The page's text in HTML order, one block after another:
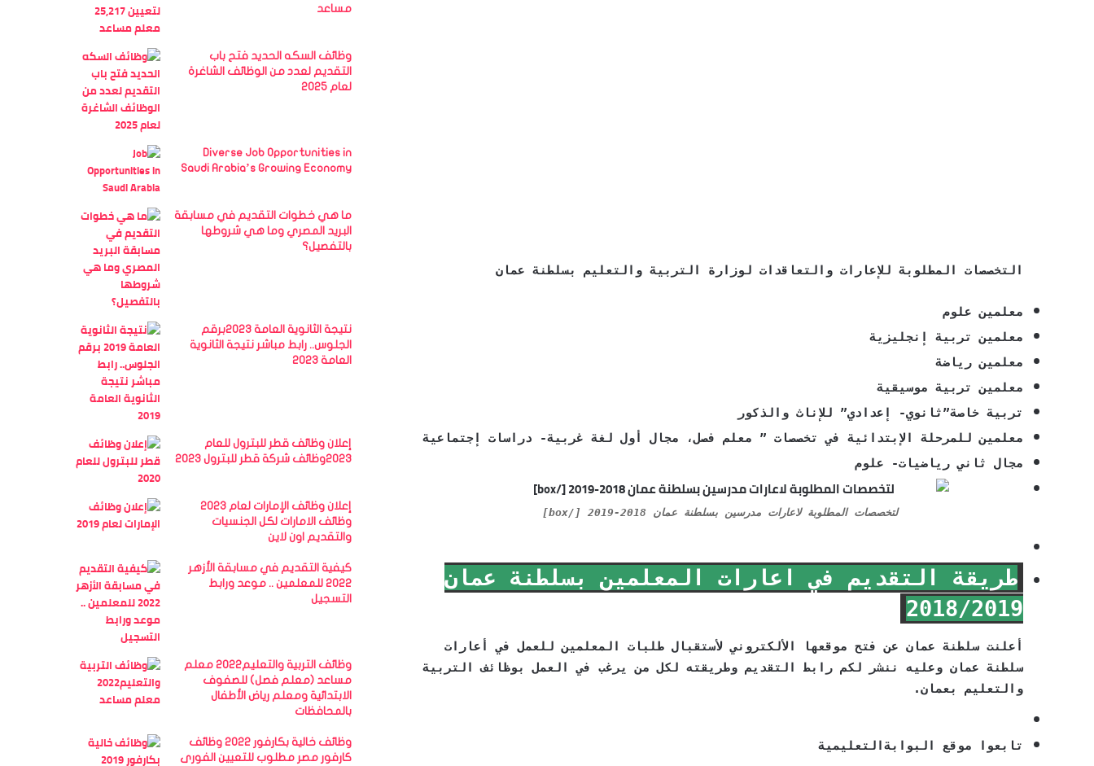
التخصصات المطلوبة للإعارات والتعاقدات لوزارة التربية والتعليم بسلطنة عمان
معلمين علوم
معلمين تربية إنجليزية
معلمين رياضة
معلمين تربية موسيقية
تربية خاصة”ثانوي- إعدادي” للإناث والذكور
معلمين للمرحلة الإبتدائية في تخصصات ” معلم فصل، مجال أول لغة غربية- دراسات إجتماعية
مجال ثاني رياضيات- علوم
لتخصصات المطلوبة لاعارات مدرسين بسلطنة عمان 2018-2019 [/box]
طريقة التقديم في اعارات المعلمين بسلطنة عمان
2018/2019
أعلنت سلطنة عمان عن فتح موقعها الألكتروني لأستقبال طلبات المعلمين للعمل في أعارات
سلطنة عمان وعليه ننشر لكم رابط التقديم وطريقته لكل من يرغب في العمل بوظائف التربية
والتعليم بعمان.
تابعوا موقع البوابةالتعليمية
مساعد
وظائف السكه الحديد فتح باب
التقديم لعدد من الوظائف الشاغرة
لعام 2025
Diverse Job Opportunities in
Saudi Arabia’s Growing Economy
ما هي خطوات التقديم في مسابقة
البريد المصري وما هي شروطها
بالتفصيل؟
نتيجة الثانوية العامة 2023برقم
الجلوس.. رابط مباشر نتيجة الثانوية
العامة 2023
إعلان وظائف قطر للبترول للعام
2023وظائف شركة قطر للبترول 2023
إعلان وظائف الإمارات لعام 2023
وظائف الامارات لكل الجنسيات
والتقديم اون لاين
كيفية التقديم في مسابقة الأزهر
2022 للمعلمين .. موعد ورابط
التسجيل
وظائف التربية والتعليم2022 معلم
مساعد (معلم فصل) للصفوف
الابتدائية ومعلم رياض الأطفال
بالمحافظات
وظائف خالية بكارفور 2022 وظائف
كارفور مصر مطلوب للتعيين الفورى